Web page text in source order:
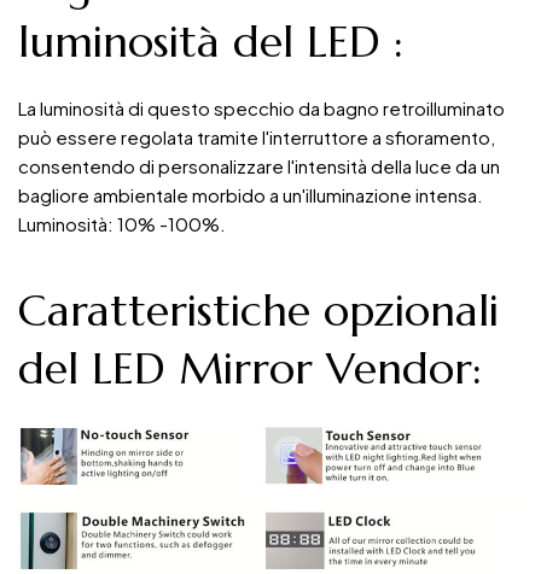
luminosità del LED :
La luminosità di questo specchio da bagno retroilluminato
può essere regolata tramite l'interruttore a sfioramento,
consentendo di personalizzare l'intensità della luce da un
bagliore ambientale morbido a un'illuminazione intensa.
Luminosità: 10% -100%.
Caratteristiche opzionali
del LED Mirror Vendor: